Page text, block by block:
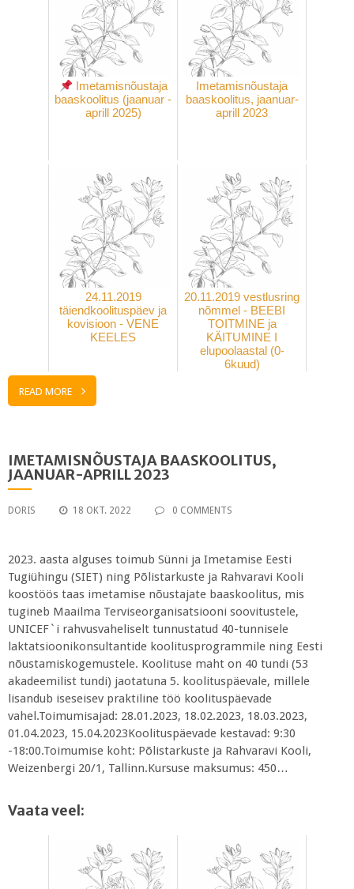
Imetamisnõustaja
baaskoolitus (jaanuar -
aprill 2025)
Imetamisnõustaja
baaskoolitus, jaanuar-
aprill 2023
24.11.2019
täiendkoolituspäev ja
kovisioon - VENE
KEELES
20.11.2019 vestlusring
nõmmel - BEEBI
TOITMINE ja
KÄITUMINE I
elupoolaastal (0-
6kuud)
READ MORE
IMETAMISNÕUSTAJA BAASKOOLITUS,
JAANUAR-APRILL 2023
DORIS 18 OKT. 2022 0 COMMENTS
2023. aasta alguses toimub Sünni ja Imetamise Eesti
Tugiühingu (SIET) ning Põlistarkuste ja Rahvaravi Kooli
koostöös taas imetamise nõustajate baaskoolitus, mis
tugineb Maailma Terviseorganisatsiooni soovitustele,
UNICEF`i rahvusvaheliselt tunnustatud 40-tunnisele
laktatsioonikonsultantide koolitusprogrammile ning Eesti
nõustamiskogemustele. Koolituse maht on 40 tundi (53
akadeemilist tundi) jaotatuna 5. koolituspäevale, millele
lisandub iseseisev praktiline töö koolituspäevade
vahel.Toimumisajad: 28.01.2023, 18.02.2023, 18.03.2023,
01.04.2023, 15.04.2023Koolituspäevade kestavad: 9:30
-18:00.Toimumise koht: Põlistarkuste ja Rahvaravi Kooli,
Weizenbergi 20/1, Tallinn.Kursuse maksumus: 450…
Vaata veel: